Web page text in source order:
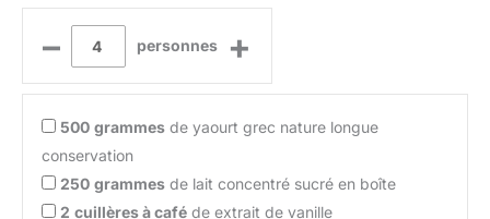
– personnes +
500 grammes de yaourt grec nature longue
conservation
250 grammes de lait concentré sucré en boîte
2 cuillères à café de extrait de vanille